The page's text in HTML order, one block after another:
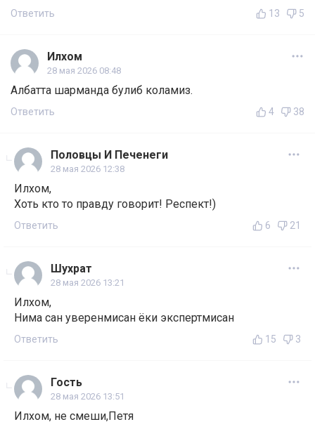
Ответить 13 5
Илхом
28 мая 2026 08:48
Албатта шарманда булиб коламиз.
Ответить 4 38
Половцы И Печенеги
28 мая 2026 12:38
Илхом,
Хоть кто то правду говорит! Респект!)
Ответить 6 21
Шухрат
28 мая 2026 13:21
Илхом,
Нима сан уверенмисан ёки экспертмисан
Ответить 15 3
Гость
28 мая 2026 13:51
Илхом, не смеши,Петя